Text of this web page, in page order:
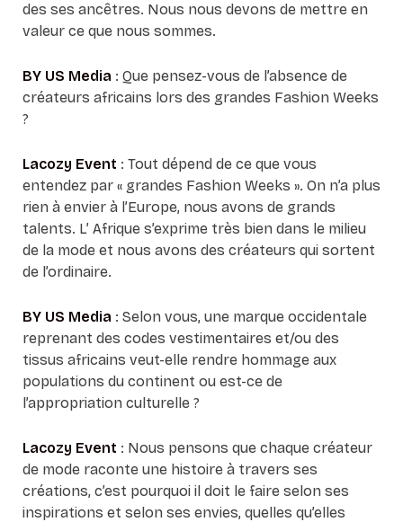
des ses ancêtres. Nous nous devons de mettre en
valeur ce que nous sommes.
BY US Media: Que pensez-vous de l’absence de
créateurs africains lors des grandes Fashion Weeks
?
Lacozy Event : Tout dépend de ce que vous
entendez par « grandes Fashion Weeks ». On n’a plus
rien à envier à l’Europe, nous avons de grands
talents. L’ Afrique s’exprime très bien dans le milieu
de la mode et nous avons des créateurs qui sortent
de l’ordinaire.
BY US Media: Selon vous, une marque occidentale
reprenant des codes vestimentaires et/ou des
tissus africains veut-elle rendre hommage aux
populations du continent ou est-ce de
l’appropriation culturelle ?
Lacozy Event : Nous pensons que chaque créateur
de mode raconte une histoire à travers ses
créations, c’est pourquoi il doit le faire selon ses
inspirations et selon ses envies, quelles qu’elles